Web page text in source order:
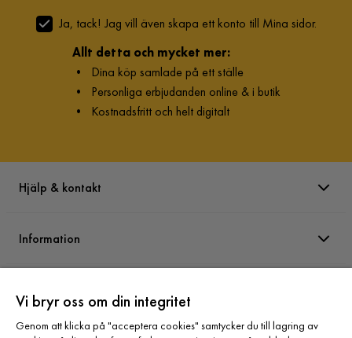
Ja, tack! Jag vill även skapa ett konto till Mina sidor.
Allt detta och mycket mer:
• Dina köp samlade på ett ställe
• Personliga erbjudanden online & i butik
• Kostnadsfritt och helt digitalt
Hjälp & kontakt
Information
Vi bryr oss om din integritet
Genom att klicka på "acceptera cookies" samtycker du till lagring av